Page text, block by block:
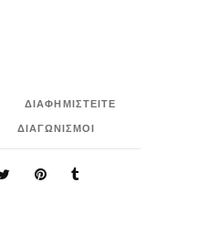
ΔΙΑΦΗΜΙΣΤΕΙΤΕ
ΔΙΑΓΩΝΙΣΜΟΙ